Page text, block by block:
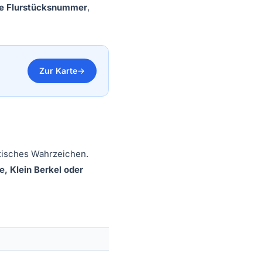
Flurstücksnummer,
Zur Karte
Wahrzeichen.
Klein Berkel oder